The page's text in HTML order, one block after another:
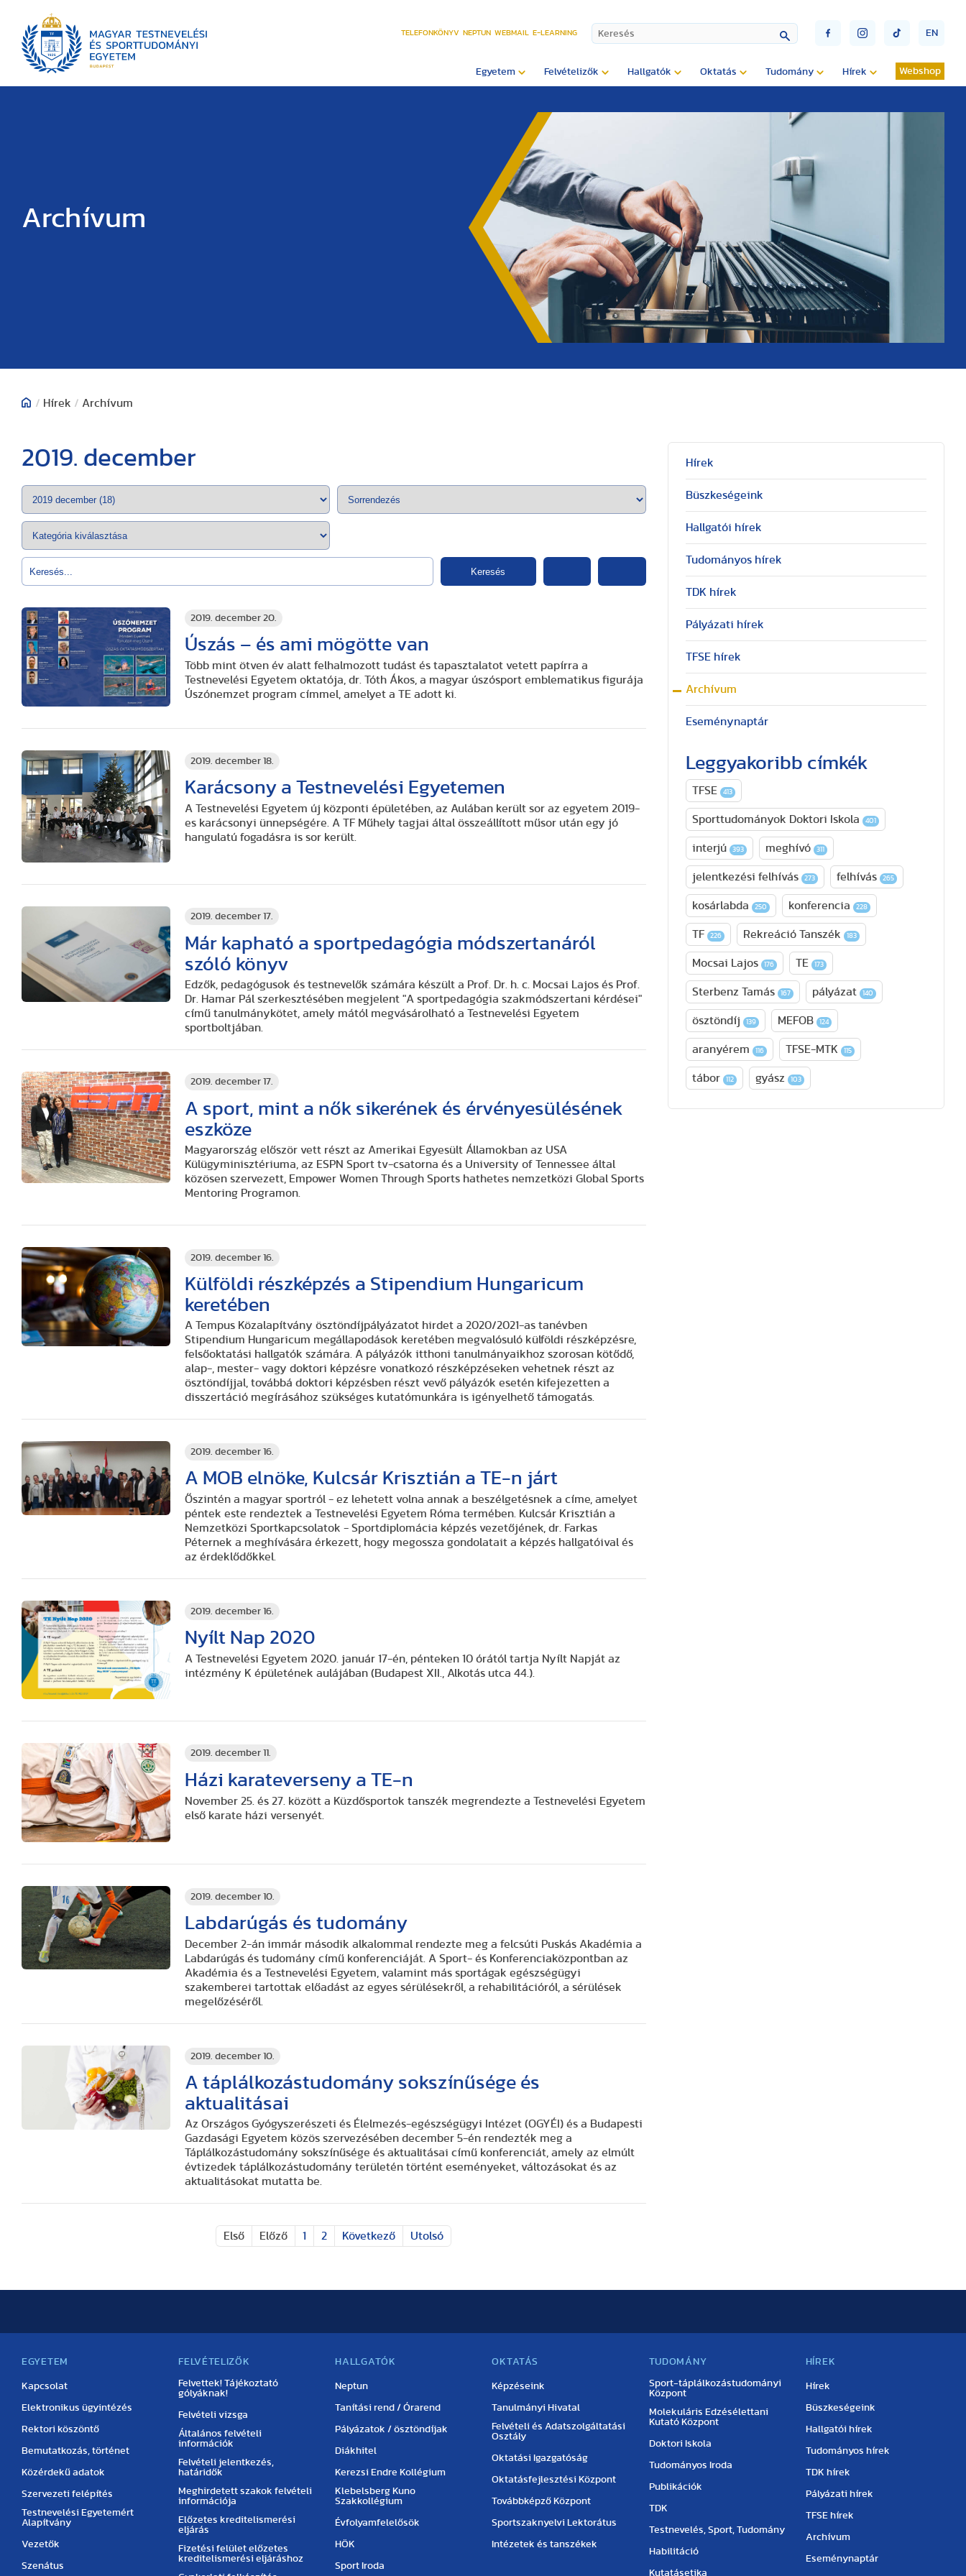
TELEFONKÖNYV NEPTUN WEBMAIL E-LEARNING EN
Egyetem Felvételizők Hallgatók Oktatás Tudomány Hírek Webshop
Archívum
/ Hírek / Archívum
2019. december
Keresés
2019. december 20.
Úszás – és ami mögötte van
Több mint ötven év alatt felhalmozott tudást és tapasztalatot vetett papírra a
Testnevelési Egyetem oktatója, dr. Tóth Ákos, a magyar úszósport emblematikus figurája
Úszónemzet program címmel, amelyet a TE adott ki.
2019. december 18.
Karácsony a Testnevelési Egyetemen
A Testnevelési Egyetem új központi épületében, az Aulában került sor az egyetem 2019-
es karácsonyi ünnepségére. A TF Műhely tagjai által összeállított műsor után egy jó
hangulatú fogadásra is sor került.
2019. december 17.
Már kapható a sportpedagógia módszertanáról
szóló könyv
Edzők, pedagógusok és testnevelők számára készült a Prof. Dr. h. c. Mocsai Lajos és Prof.
Dr. Hamar Pál szerkesztésében megjelent "A sportpedagógia szakmódszertani kérdései"
című tanulmánykötet, amely mától megvásárolható a Testnevelési Egyetem
sportboltjában.
2019. december 17.
A sport, mint a nők sikerének és érvényesülésének
eszköze
Magyarország először vett részt az Amerikai Egyesült Államokban az USA
Külügyminisztériuma, az ESPN Sport tv-csatorna és a University of Tennessee által
közösen szervezett, Empower Women Through Sports hathetes nemzetközi Global Sports
Mentoring Programon.
2019. december 16.
Külföldi részképzés a Stipendium Hungaricum
keretében
A Tempus Közalapítvány ösztöndíjpályázatot hirdet a 2020/2021-as tanévben
Stipendium Hungaricum megállapodások keretében megvalósuló külföldi részképzésre,
felsőoktatási hallgatók számára. A pályázók itthoni tanulmányaikhoz szorosan kötődő,
alap-, mester- vagy doktori képzésre vonatkozó részképzéseken vehetnek részt az
ösztöndíjjal, továbbá doktori képzésben részt vevő pályázók esetén kifejezetten a
disszertáció megírásához szükséges kutatómunkára is igényelhető támogatás.
2019. december 16.
A MOB elnöke, Kulcsár Krisztián a TE-n járt
Őszintén a magyar sportról - ez lehetett volna annak a beszélgetésnek a címe, amelyet
péntek este rendeztek a Testnevelési Egyetem Róma termében. Kulcsár Krisztián a
Nemzetközi Sportkapcsolatok - Sportdiplomácia képzés vezetőjének, dr. Farkas
Péternek a meghívására érkezett, hogy megossza gondolatait a képzés hallgatóival és
az érdeklődőkkel.
2019. december 16.
Nyílt Nap 2020
A Testnevelési Egyetem 2020. január 17-én, pénteken 10 órától tartja Nyílt Napját az
intézmény K épületének aulájában (Budapest XII., Alkotás utca 44.).
2019. december 11.
Házi karateverseny a TE-n
November 25. és 27. között a Küzdősportok tanszék megrendezte a Testnevelési Egyetem
első karate házi versenyét.
2019. december 10.
Labdarúgás és tudomány
December 2-án immár második alkalommal rendezte meg a felcsúti Puskás Akadémia a
Labdarúgás és tudomány című konferenciáját. A Sport- és Konferenciaközpontban az
Akadémia és a Testnevelési Egyetem, valamint más sportágak egészségügyi
szakemberei tartottak előadást az egyes sérülésekről, a rehabilitációról, a sérülések
megelőzéséről.
2019. december 10.
A táplálkozástudomány sokszínűsége és
aktualitásai
Az Országos Gyógyszerészeti és Élelmezés-egészségügyi Intézet (OGYÉI) és a Budapesti
Gazdasági Egyetem közös szervezésében december 5-én rendezték meg a
Táplálkozástudomány sokszínűsége és aktualitásai című konferenciát, amely az elmúlt
évtizedek táplálkozástudomány területén történt eseményeket, változásokat és az
aktualitásokat mutatta be.
Első Előző 1 2 Következő Utolsó
Hírek
Büszkeségeink
Hallgatói hírek
Tudományos hírek
TDK hírek
Pályázati hírek
TFSE hírek
Archívum
Eseménynaptár
Leggyakoribb címkék
TFSE 413
Sporttudományok Doktori Iskola 401
interjú 393 meghívó 311
jelentkezési felhívás 273 felhívás 265
kosárlabda 250 konferencia 228
TF 226 Rekreáció Tanszék 183
Mocsai Lajos 176 TE 173
Sterbenz Tamás 167 pályázat 140
ösztöndíj 139 MEFOB 124
aranyérem 116 TFSE-MTK 115
tábor 112 gyász 103
EGYETEM
Kapcsolat
Elektronikus ügyintézés
Rektori köszöntő
Bemutatkozás, történet
Közérdekű adatok
Szervezeti felépítés
Testnevelési Egyetemért
Alapítvány
Vezetők
Szenátus
FELVÉTELIZŐK
Felvettek! Tájékoztató
gólyáknak!
Felvételi vizsga
Általános felvételi
információk
Felvételi jelentkezés,
határidők
Meghirdetett szakok felvételi
információja
Előzetes kreditelismerési
eljárás
Fizetési felület előzetes
kreditelismerési eljáráshoz
HALLGATÓK
Neptun
Tanítási rend / Órarend
Pályázatok / ösztöndíjak
Diákhitel
Kerezsi Endre Kollégium
Klebelsberg Kuno
Szakkollégium
Évfolyamfelelősök
HÖK
Sport Iroda
OKTATÁS
Képzéseink
Tanulmányi Hivatal
Felvételi és Adatszolgáltatási
Osztály
Oktatási Igazgatóság
Oktatásfejlesztési Központ
Továbbképző Központ
Sportszaknyelvi Lektorátus
Intézetek és tanszékek
TUDOMÁNY
Sport-táplálkozástudományi
Központ
Molekuláris Edzésélettani
Kutató Központ
Doktori Iskola
Tudományos Iroda
Publikációk
TDK
Testnevelés, Sport, Tudomány
Habilitáció
Kutatásetika
HÍREK
Hírek
Büszkeségeink
Hallgatói hírek
Tudományos hírek
TDK hírek
Pályázati hírek
TFSE hírek
Archívum
Eseménynaptár